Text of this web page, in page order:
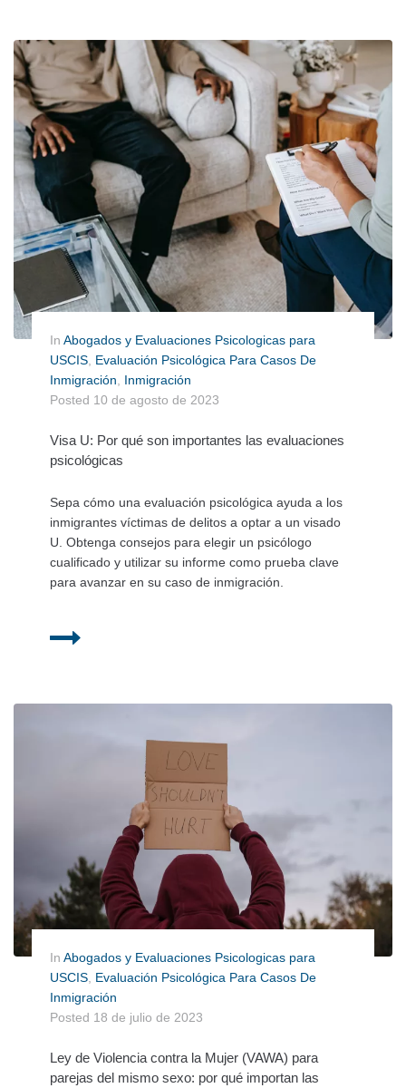
In Abogados y Evaluaciones Psicologicas para
USCIS, Evaluación Psicológica Para Casos De
Inmigración, Inmigración
Posted 10 de agosto de 2023
Visa U: Por qué son importantes las evaluaciones
psicológicas
Sepa cómo una evaluación psicológica ayuda a los
inmigrantes víctimas de delitos a optar a un visado
U. Obtenga consejos para elegir un psicólogo
cualificado y utilizar su informe como prueba clave
para avanzar en su caso de inmigración.
In Abogados y Evaluaciones Psicologicas para
USCIS Evaluación Psicológica Para Casos De
Inmigración
Posted 18 de julio de 2023
Ley de Violencia contra la Mujer (VAWA) para
parejas del mismo sexo: por qué importan las